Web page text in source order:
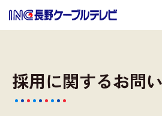
採用に関するお問